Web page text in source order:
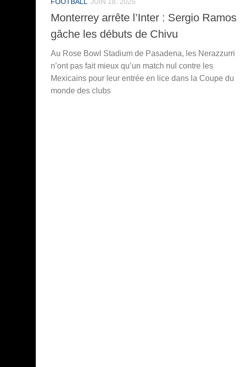
Monterrey arrête l’Inter : Sergio Ramos
gâche les débuts de Chivu
Au Rose Bowl Stadium de Pasadena, les Nerazzurri
n’ont pas fait mieux qu’un match nul contre les
Mexicains pour leur entrée en lice dans la Coupe du
monde des clubs